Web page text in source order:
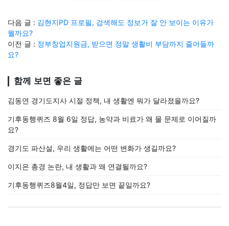
다음 글 : 김현지PD 프로필, 검색해도 정보가 잘 안 보이는 이유가
뭘까요?
이전 글 : 정부창업지원금, 받으면 정말 생활비 부담까지 줄어들까
요?
함께 보면 좋은 글
김동연 경기도지사 시절 정책, 내 생활엔 뭐가 달라졌을까요?
기후동행퀴즈 8월 6일 정답, 농약과 비료가 왜 물 문제로 이어질까
요?
경기도 파산설, 우리 생활에는 어떤 변화가 생길까요?
이지은 총경 논란, 내 생활과 왜 연결될까요?
기후동행퀴즈8월4일, 정답만 보면 끝일까요?